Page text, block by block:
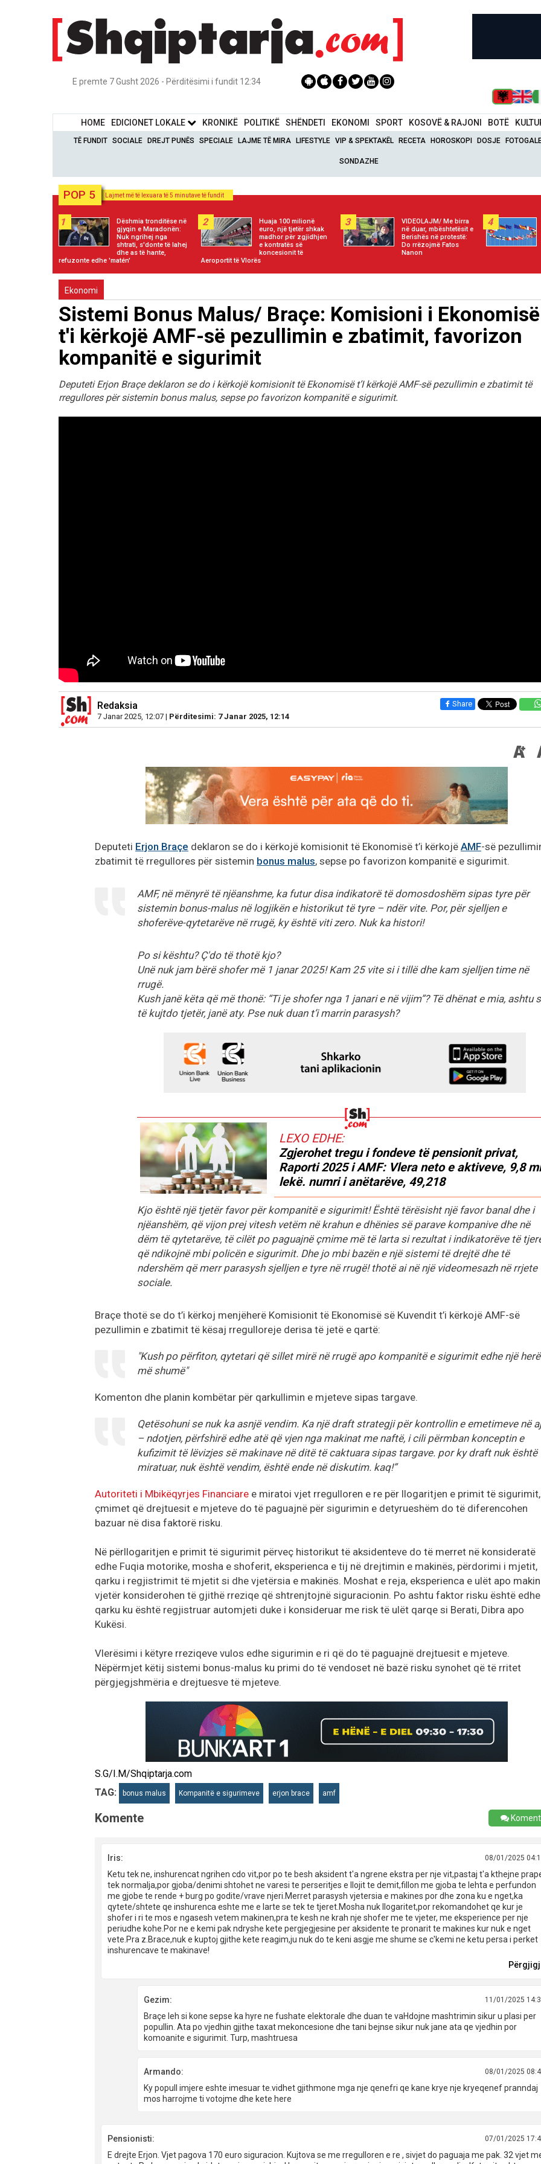
E premte 7 Gusht 2026 - Përditësimi i fundit 12:34
HOME EDICIONET LOKALE KRONIKË POLITIKË SHËNDETI EKONOMI SPORT KOSOVË & RAJONI BOTË
TË FUNDIT SOCIALE DREJT PUNËS SPECIALE LAJME TË MIRA LIFESTYLE VIP & SPEKTAKËL RECETA HOROSKOPI DOSJE
SONDAZHE
POP 5 Lajmet më të lexuara të 5 minutave të fundit
1
Dëshmia tronditëse në
gjyqin e Maradonën:
Nuk ngrihej nga
shtrati, s'donte të lahej
dhe as të hante,
refuzonte edhe 'matén'
2
Huaja 100 milionë
euro, një tjetër shkak
madhor për zgjidhjen
e kontratës së
koncesionit të
Aeroportit të Vlorës
3
VIDEOLAJM/ Me birra
në duar, mbështetësit e
Berishës në protestë:
Do rrëzojmë Fatos
Nanon
4
Ekonomi
Sistemi Bonus Malus/ Braçe: Komisioni i Ekonomisë
t'i kërkojë AMF-së pezullimin e zbatimit, favorizon
kompanitë e sigurimit
Deputeti Erjon Braçe deklaron se do i kërkojë komisionit të Ekonomisë t’I kërkojë AMF-së pezullimin e zbatimit të
rregullores për sistemin bonus malus, sepse po favorizon kompanitë e sigurimit.
Redaksia
7 Janar 2025, 12:07 | Përditesimi: 7 Janar 2025, 12:14
Share
Deputeti Erjon Braçe deklaron se do i kërkojë komisionit të Ekonomisë t’i kërkojë AMF-së
zbatimit të rregullores për sistemin bonus malus, sepse po favorizon kompanitë e sigurimit.
AMF, në mënyrë të njëanshme, ka futur disa indikatorë të domosdoshëm sipas tyre për
sistemin bonus-malus në logjikën e historikut të tyre – ndër vite. Por, për sjelljen e
shoferëve-qytetarëve në rrugë, ky është viti zero. Nuk ka histori!
Po si kështu? Ç'do të thotë kjo?
Unë nuk jam bërë shofer më 1 janar 2025! Kam 25 vite si i tillë dhe kam sjelljen time në
rrugë.
Kush janë këta që më thonë: “Ti je shofer nga 1 janari e në vijim”? Të dhënat e mia, ashtu
të kujtdo tjetër, janë aty. Pse nuk duan t’i marrin parasysh?
LEXO EDHE:
Zgjerohet tregu i fondeve të pensionit privat,
Raporti 2025 i AMF: Vlera neto e aktiveve, 9,8
lekë. numri i anëtarëve, 49,218
Kjo është një tjetër favor për kompanitë e sigurimit! Është tërësisht një favor banal dhe i
njëanshëm, që vijon prej vitesh vetëm në krahun e dhënies së parave kompanive dhe në
dëm të qytetarëve, të cilët po paguajnë çmime më të larta si rezultat i indikatorëve të
që ndikojnë mbi policën e sigurimit. Dhe jo mbi bazën e një sistemi të drejtë dhe të
ndershëm që merr parasysh sjelljen e tyre në rrugë! thotë ai në një videomesazh në rrjete
sociale.
Braçe thotë se do t’i kërkoj menjëherë Komisionit të Ekonomisë së Kuvendit t’i kërkojë AMF-së
pezullimin e zbatimit të kësaj rregulloreje derisa të jetë e qartë:
"Kush po përfiton, qytetari që sillet mirë në rrugë apo kompanitë e sigurimit edhe një herë
më shumë"
Komenton dhe planin kombëtar për qarkullimin e mjeteve sipas targave.
Qetësohuni se nuk ka asnjë vendim. Ka një draft strategji për kontrollin e emetimeve në
– ndotjen, përfshirë edhe atë që vjen nga makinat me naftë, i cili përmban konceptin e
kufizimit të lëvizjes së makinave në ditë të caktuara sipas targave. por ky draft nuk është
miratuar, nuk është vendim, është ende në diskutim. kaq!”
Autoriteti i Mbikëqyrjes Financiare e miratoi vjet rregulloren e re për llogaritjen e primit të
çmimet që drejtuesit e mjeteve do të paguajnë për sigurimin e detyrueshëm do të diferencohen
bazuar në disa faktorë risku.
Në përllogaritjen e primit të sigurimit përveç historikut të aksidenteve do të merret në konsideratë
edhe Fuqia motorike, mosha e shoferit, eksperienca e tij në drejtimin e makinës, përdorimi i mjetit,
qarku i regjistrimit të mjetit si dhe vjetërsia e makinës. Moshat e reja, eksperienca e ulët apo
vjetër konsiderohen të gjithë rreziqe që shtrenjtojnë siguracionin. Po ashtu faktor risku është edhe
qarku ku është regjistruar automjeti duke i konsideruar me risk të ulët qarqe si Berati, Dibra apo
Kukësi.
Vlerësimi i këtyre rreziqeve vulos edhe sigurimin e ri që do të paguajnë drejtuesit e mjeteve.
Nëpërmjet këtij sistemi bonus-malus ku primi do të vendoset në bazë risku synohet që të rritet
përgjegjshmëria e drejtuesve të mjeteve.
S.G/I.M/Shqiptarja.com
TAG:
bonus malus Kompanitë e sigurimeve erjon brace amf
Komente
Iris: 08/01/2025
Ketu tek ne, inshurencat ngrihen cdo vit,por po te besh aksident t'a ngrene ekstra per nje vit,pastaj t'a kthejne
tek normalja,por gjoba/denimi shtohet ne varesi te perseritjes e llojit te demit,fillon me gjoba te lehta e perfundon
me gjobe te rende + burg po godite/vrave njeri.Merret parasysh vjetersia e makines por dhe zona ku e nget,ka
qytete/shtete qe inshurenca eshte me e larte se tek te tjeret.Mosha nuk llogaritet,por rekomandohet qe kur je
shofer i ri te mos e ngasesh vetem makinen,pra te kesh ne krah nje shofer me te vjeter, me eksperience per nje
periudhe kohe.Por ne e kemi pak ndryshe kete pergjegjesine per aksidente te pronarit te makines kur nuk e nget
vete.Pra z.Brace,nuk e kuptoj gjithe kete reagim,ju nuk do te keni asgje me shume se c'kemi ne ketu persa i perket
inshurencave te makinave!
Gezim: 11/01/2025
Braçe leh si kone sepse ka hyre ne fushate elektorale dhe duan te vaHdojne mashtrimin sikur u plasi per
popullin. Ata po vjedhin gjithe taxat mekoncesione dhe tani bejnse sikur nuk jane ata qe vjedhin por
komoanite e sigurimit. Turp, mashtruesa
Armando: 08/01/2025
Ky popull imjere eshte imesuar te.vidhet gjithmone mga nje qenefri qe kane krye nje kryeqenef pranndaj
mos harrojme ti votojme dhe kete here
Pensionisti: 07/01/2025
E drejte Erjon. Vjet pagova 170 euro siguracion. Kujtova se me rregulloren e re , sivjet do paguaja me pak. 32 vjet